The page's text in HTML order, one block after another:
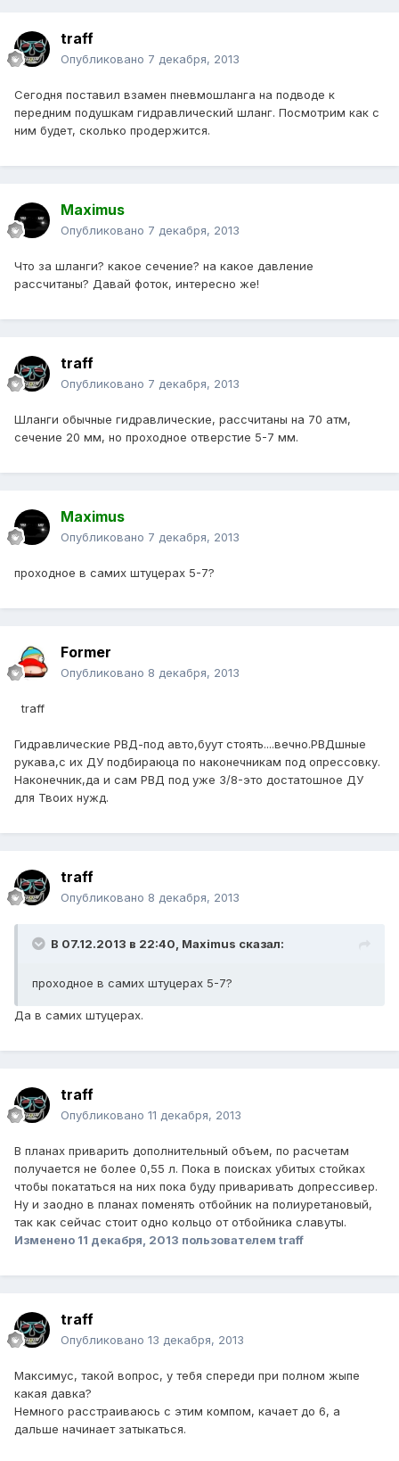
traff
Опубликовано 7 декабря, 2013
Сегодня поставил взамен пневмошланга на подводе к
передним подушкам гидравлический шланг. Посмотрим как с
ним будет, сколько продержится.
Maximus
Опубликовано 7 декабря, 2013
Что за шланги? какое сечение? на какое давление
рассчитаны? Давай фоток, интересно же!
traff
Опубликовано 7 декабря, 2013
Шланги обычные гидравлические, рассчитаны на 70 атм,
сечение 20 мм, но проходное отверстие 5-7 мм.
Maximus
Опубликовано 7 декабря, 2013
проходное в самих штуцерах 5-7?
Former
Опубликовано 8 декабря, 2013
traff
Гидравлические РВД-под авто,буут стоять....вечно.РВДшные
рукава,с их ДУ подбираюца по наконечникам под опрессовку.
Наконечник,да и сам РВД под уже 3/8-это достатошное ДУ
для Твоих нужд.
traff
Опубликовано 8 декабря, 2013
В 07.12.2013 в 22:40, Maximus сказал:
проходное в самих штуцерах 5-7?
Да в самих штуцерах.
traff
Опубликовано 11 декабря, 2013
В планах приварить дополнительный объем, по расчетам
получается не более 0,55 л. Пока в поисках убитых стойках
чтобы покататься на них пока буду приваривать допрессивер.
Ну и заодно в планах поменять отбойник на полиуретановый,
так как сейчас стоит одно кольцо от отбойника славуты.
Изменено 11 декабря, 2013 пользователем traff
traff
Опубликовано 13 декабря, 2013
Максимус, такой вопрос, у тебя спереди при полном жыпе
какая давка?
Немного расстраиваюсь с этим компом, качает до 6, а
дальше начинает затыкаться.